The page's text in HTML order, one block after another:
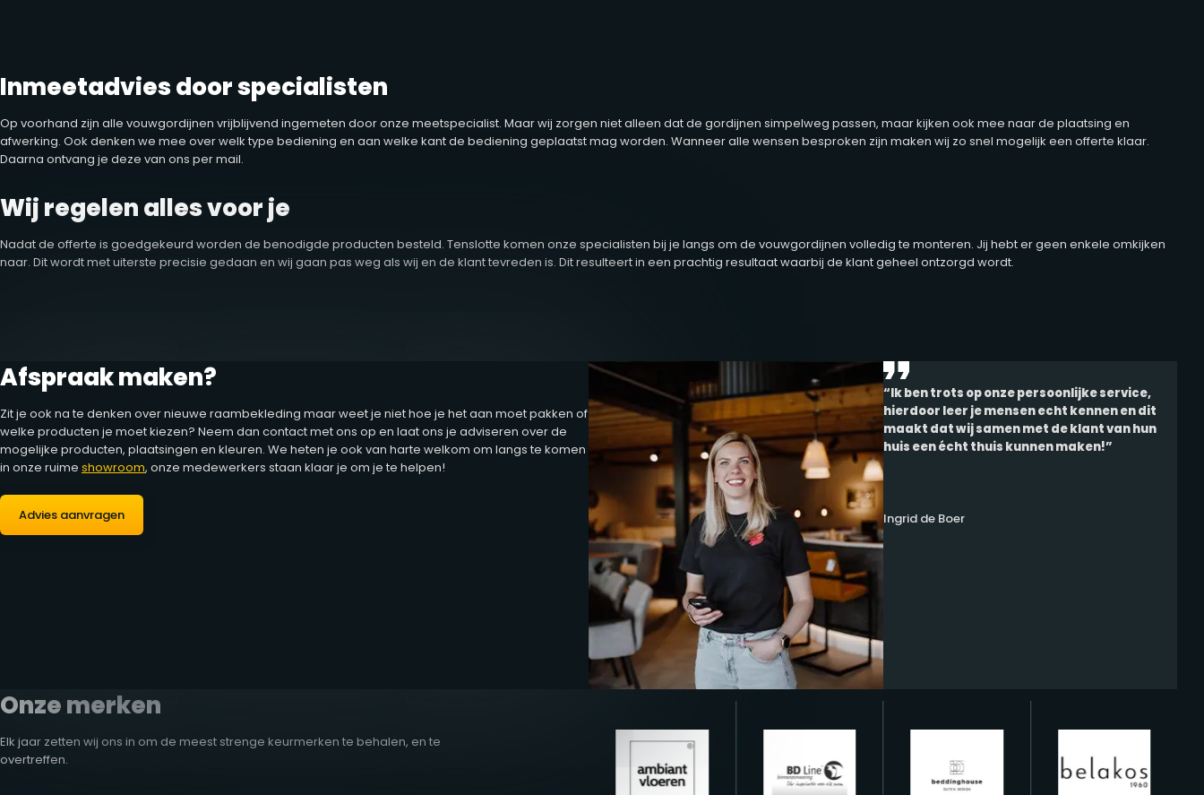
Inmeetadvies door specialisten
Op voorhand zijn alle vouwgordijnen vrijblijvend ingemeten door onze meetspecialist. Maar wij zorgen niet alleen dat de gordijnen simpelweg passen, maar kijken ook mee naar de plaatsing en
afwerking. Ook denken we mee over welk type bediening en aan welke kant de bediening geplaatst mag worden. Wanneer alle wensen besproken zijn maken wij zo snel mogelijk een offerte klaar.
Daarna ontvang je deze van ons per mail.
Wij regelen alles voor je
Nadat de offerte is goedgekeurd worden de benodigde producten besteld. Tenslotte komen onze specialisten bij je langs om de vouwgordijnen volledig te monteren. Jij hebt er geen enkele omkijken
naar. Dit wordt met uiterste precisie gedaan en wij gaan pas weg als wij en de klant tevreden is. Dit resulteert in een prachtig resultaat waarbij de klant geheel ontzorgd wordt.
Afspraak maken?
Zit je ook na te denken over nieuwe raambekleding maar weet je niet hoe je het aan moet pakken of
welke producten je moet kiezen? Neem dan contact met ons op en laat ons je adviseren over de
mogelijke producten, plaatsingen en kleuren. We heten je ook van harte welkom om langs te komen
in onze ruime showroom, onze medewerkers staan klaar je om je te helpen!
Advies aanvragen
“Ik ben trots op onze persoonlijke service,
hierdoor leer je mensen echt kennen en dit
maakt dat wij samen met de klant van hun
huis een écht thuis kunnen maken!”
Ingrid de Boer
Onze merken
Elk jaar zetten wij ons in om de meest strenge keurmerken te behalen, en te
overtreffen.